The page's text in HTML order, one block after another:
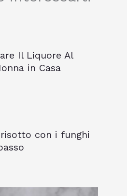
Il Liquore Al
in Casa
con i funghi